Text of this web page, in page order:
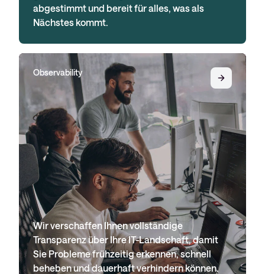
abgestimmt und bereit für alles, was als
Nächstes kommt.
Observability
Wir verschaffen Ihnen vollständige
Transparenz über Ihre IT-Landschaft, damit
Sie Probleme frühzeitig erkennen, schnell
beheben und dauerhaft verhindern können.